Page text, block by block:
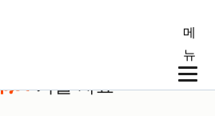
메
뉴
기술 자료